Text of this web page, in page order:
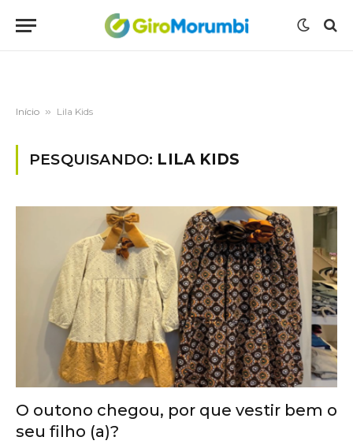
Início » Lila Kids
PESQUISANDO: LILA KIDS
O outono chegou, por que vestir bem o
seu filho (a)?